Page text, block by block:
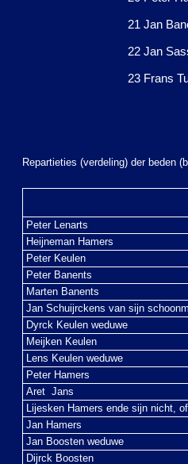
Repartieties (verdeling) der beden
Peter Lenarts
Heijneman Hamers
Peter Keulen
Peter Banents
Marten Banents
Jan Schuijrckens van sijn
Dyrck Keulen weduwe
Meijken Keulen
Lens Keulen weduwe
Peter Hamers
Aret Jans
Lijesken Hamers ende sijn nicht,
Jan Hamers
Jan Boosten weduwe
Dijrck Boosten
21 Jan
22 Jan
23 Frans